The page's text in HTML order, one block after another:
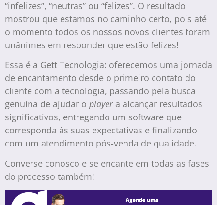
“infelizes”, “neutras” ou “felizes”. O resultado
mostrou que estamos no caminho certo, pois até
o momento todos os nossos novos clientes foram
unânimes em responder que estão felizes!
Essa é a Gett Tecnologia: oferecemos uma jornada
de encantamento desde o primeiro contato do
cliente com a tecnologia, passando pela busca
genuína de ajudar o playera alcançar resultados
significativos, entregando um software que
corresponda às suas expectativas e finalizando
com um atendimento pós-venda de qualidade.
Converse conosco e se encante em todas as fases
do processo também!